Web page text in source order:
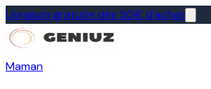
Livraison gratuite dès 50€ d'achat
Maman